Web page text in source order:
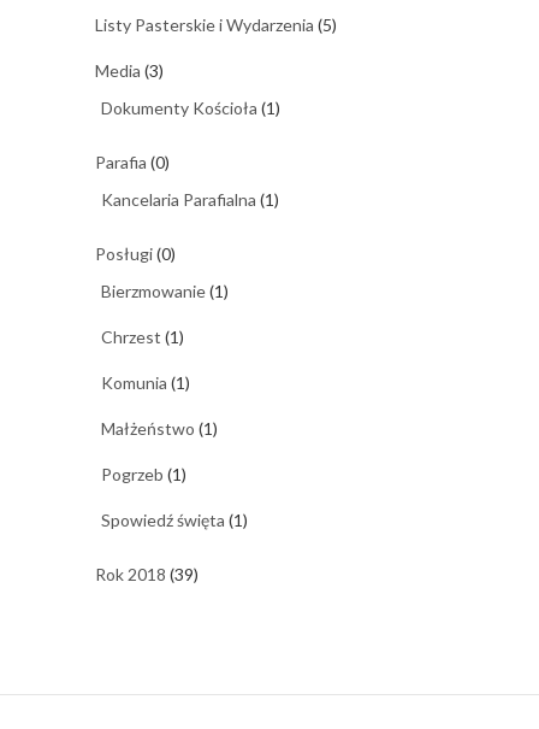
Listy Pasterskie i Wydarzenia (5)
Media (3)
Dokumenty Kościoła (1)
Parafia (0)
Kancelaria Parafialna (1)
Posługi(0)
Bierzmowanie(1)
Chrzest (1)
Komunia (1)
Małżeństwo (1)
Pogrzeb (1)
Spowiedź święta (1)
Rok 2018 (39)